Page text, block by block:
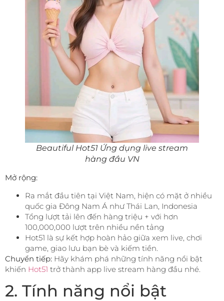
Beautiful Hot51 Ứng dụng live stream
hàng đầu VN
Mở rộng:
Ra mắt đầu tiên tại Việt Nam, hiện có mặt ở nhiều
quốc gia Đông Nam Á như Thái Lan, Indonesia
Tổng lượt tải lên đến hàng triệu + với hơn
100,000,000 lượt trên nhiều nền tảng
Hot51 là sự kết hợp hoàn hảo giữa xem live, chơi
game, giao lưu bạn bè và kiếm tiền.
Chuyển tiếp: Hãy khám phá những tính năng nổi bật
khiến Hot51 trở thành app live stream hàng đầu nhé.
2. Tính năng nổi bật